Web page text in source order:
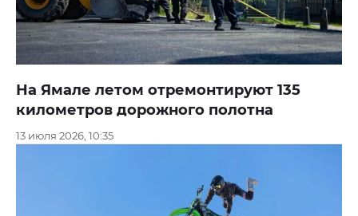
На Ямале летом отремонтируют 135
километров дорожного полотна
13 июля 2026, 10:35